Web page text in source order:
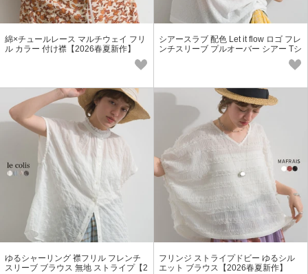
綿×チュールレース マルチウェイ フリ
ル カラー 付け襟【2026春夏新作】
シアースラブ 配色 Let it flow ロゴ フレ
ンチスリーブ プルオーバー シアー Tシ
ゆるシャーリング 襟フリル フレンチ
スリーブ ブラウス 無地 ストライプ【2
フリンジ ストライプドビー ゆるシル
エット ブラウス【2026春夏新作】